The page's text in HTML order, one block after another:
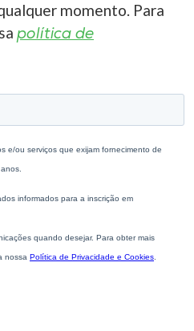
momento. Para
política de